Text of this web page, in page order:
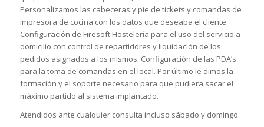
Personalizamos las cabeceras y pie de tickets y comandas de
impresora de cocina con los datos que deseaba el cliente.
Configuración de Firesoft Hostelería para el uso del servicio a
domicilio con control de repartidores y liquidación de los
pedidos asignados a los mismos. Configuración de las PDA’s
para la toma de comandas en el local. Por último le dimos la
formación y el soporte necesario para que pudiera sacar el
máximo partido al sistema implantado.
Atendidos ante cualquier consulta incluso sábado y domingo.